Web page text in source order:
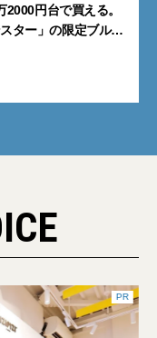
2000円台で買える。
スター」の限定ブルー
PR